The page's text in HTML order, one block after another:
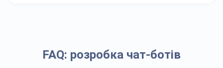
FAQ: розробка чат-ботів